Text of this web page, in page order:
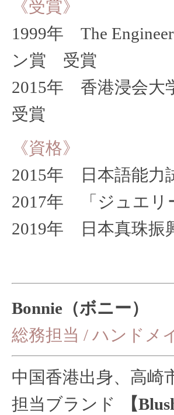
《受賞》
1999年 The
ン賞 受賞
2015年 香港浸会
受賞
《資格》
2015年 日本語能
2017年 「ジュエリ
2019年 日本真珠振
Bonnie（ボニー）
総務担当 / ハンドメ
中国香港出身、高崎
担当ブランド
【